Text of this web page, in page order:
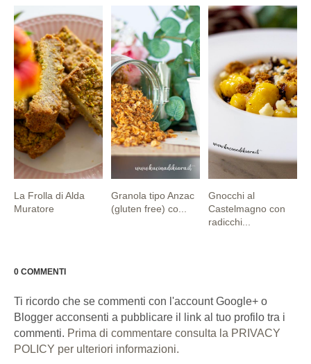
La Frolla di Alda
Muratore
Granola tipo Anzac
(gluten free) co...
Gnocchi al
Castelmagno con
radicchi...
0 COMMENTI
Ti ricordo che se commenti con l'account Google+ o
Blogger acconsenti a pubblicare il link al tuo profilo tra i
commenti. Prima di commentare consulta la PRIVACY
POLICY per ulteriori informazioni.